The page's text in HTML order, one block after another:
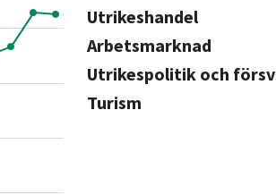
Utrikeshandel
Arbetsmarknad
Utrikespolitik och
Turism